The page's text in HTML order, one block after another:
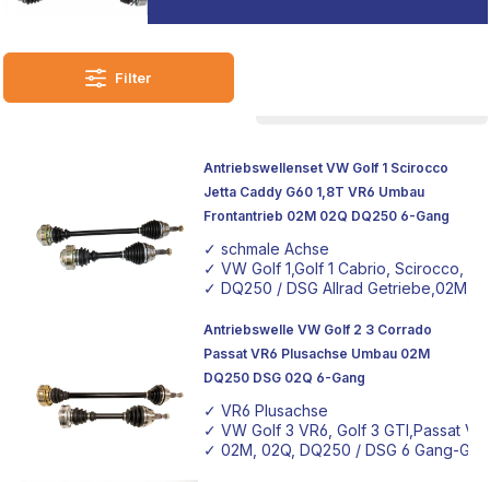
Unikat zu machen.
Filter
Antriebswellenset VW Golf 1 Scirocco
Jetta Caddy G60 1,8T VR6 Umbau
Frontantrieb 02M 02Q DQ250 6-Gang
✓ schmale Achse
✓ VW Golf 1,Golf 1 Cabrio, Scirocco,
✓ DQ250 / DSG Allrad Getriebe,02M,
Antriebswelle VW Golf 2 3 Corrado
Passat VR6 Plusachse Umbau 02M
DQ250 DSG 02Q 6-Gang
✓ VR6 Plusachse
✓ VW Golf 3 VR6, Golf 3 GTI,Passat
✓ 02M, 02Q, DQ250 / DSG 6 Gang-